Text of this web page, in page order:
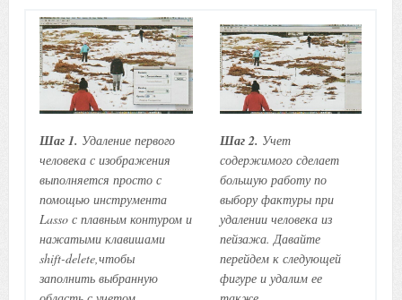
Шаг 1. Удаление первого
человека с изображения
выполняется просто с
помощью инструмента
Lasso с плавным контуром и
нажатыми клавишами
shift-delete,чтобы
заполнить выбранную
Шаг 2. Учет
содержимого сделает
большую работу по
выбору фактуры при
удалении человека из
пейзажа. Давайте
перейдем к следующей
фигуре и удалим ее